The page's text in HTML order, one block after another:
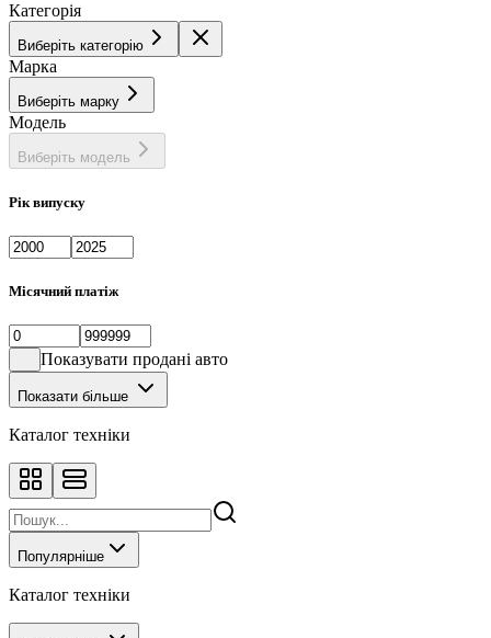
Категорія
Виберіть категорію
Марка
Виберіть марку
Модель
Виберіть модель
Рік випуску
Місячний платіж
Показувати продані авто
Показати більше
Каталог техніки
Популярніше
Каталог техніки